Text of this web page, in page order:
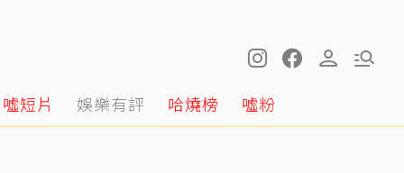
噓短片 娛樂有評 哈燒榜 噓粉